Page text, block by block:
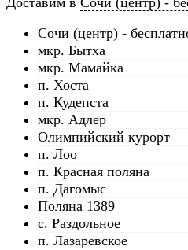
Сочи (центр) -
мкр. Бытха
мкр. Мамайка
п. Хоста
п. Кудепста
мкр. Адлер
Олимпийский курорт
п. Лоо
п. Красная поляна
п. Дагомыс
Поляна 1389
с. Раздольное
п. Лазаревское